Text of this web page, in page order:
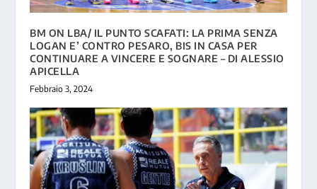
BM ON LBA/ IL PUNTO SCAFATI: LA PRIMA SENZA
LOGAN E’ CONTRO PESARO, BIS IN CASA PER
CONTINUARE A VINCERE E SOGNARE – DI ALESSIO
APICELLA
Febbraio 3, 2024